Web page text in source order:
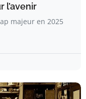
l’avenir
majeur en 2025